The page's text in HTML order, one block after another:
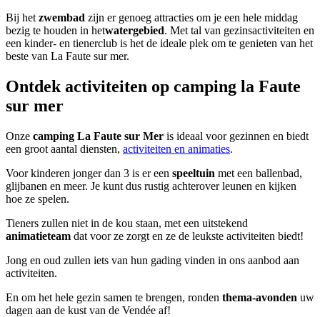
Bij het zwembad zijn er genoeg attracties om je een hele middag
bezig te houden in hetwatergebied. Met tal van gezinsactiviteiten en
een kinder- en tienerclub is het de ideale plek om te genieten van het
beste van La Faute sur mer.
Ontdek activiteiten op camping la Faute
sur mer
Onze camping La Faute sur Mer is ideaal voor gezinnen en biedt
een groot aantal diensten, activiteiten en animaties.
Voor kinderen jonger dan 3 is er een speeltuin met een ballenbad,
glijbanen en meer. Je kunt dus rustig achterover leunen en kijken
hoe ze spelen.
Tieners zullen niet in de kou staan, met een uitstekend
animatieteam dat voor ze zorgt en ze de leukste activiteiten biedt!
Jong en oud zullen iets van hun gading vinden in ons aanbod aan
activiteiten.
En om het hele gezin samen te brengen, ronden thema-avonden uw
dagen aan de kust van de Vendée af!